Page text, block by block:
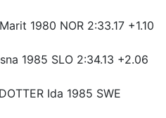
1980 NOR 2:33.17 +1.10
1985 SLO 2:34.13 +2.06
Ida 1985 SWE